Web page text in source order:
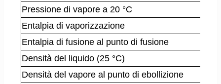
Pressione di vapore a 20 °C
Entalpia di vaporizzazione
Entalpia di fusione al punto di fusione
Densità del liquido (25 °C)
Densità del vapore al punto di ebollizione